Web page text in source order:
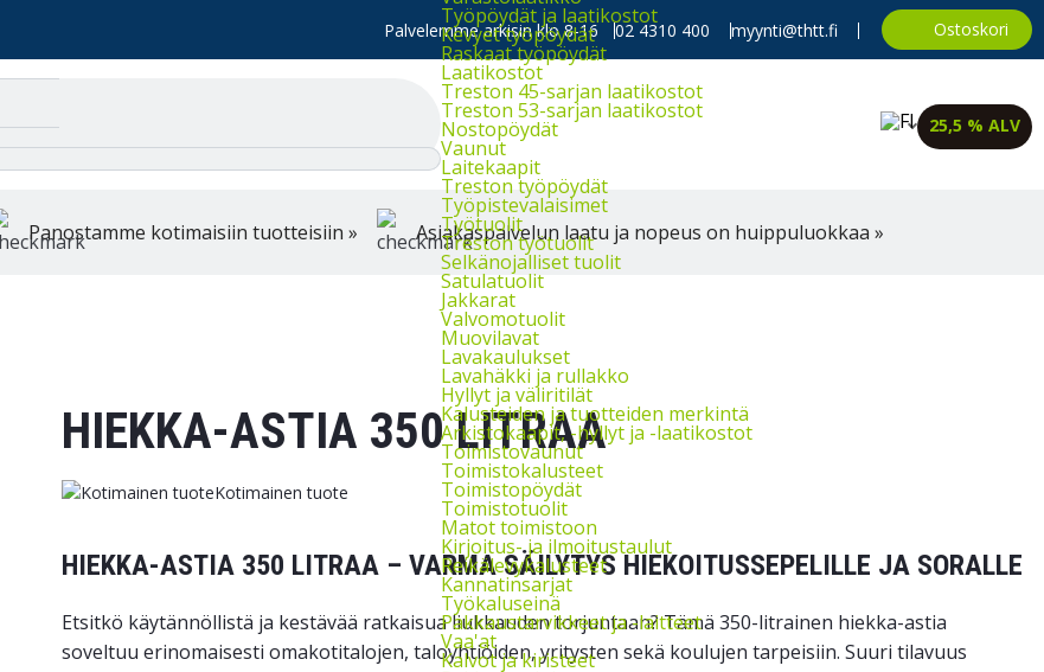
Palvelemme arkisin klo 8-16 02 4310 400 myynti@thtt.fi Ostoskori
Työpöydät ja laatikostot
Kevyet työpöydät
Raskaat työpöydät
Laatikostot
Treston 45-sarjan laatikostot
Treston 53-sarjan laatikostot
Nostopöydät
Vaunut
Laitekaapit
Treston työpöydät
Työpistevalaisimet
Työtuolit
Treston työtuolit
Selkänojalliset tuolit
Satulatuolit
Jakkarat
Valvomotuolit
Muovilavat
Lavakaulukset
Lavahäkki ja rullakko
Hyllyt ja väliritilät
Kalusteiden ja tuotteiden merkintä
Arkistokaapit, -hyllyt ja -laatikostot
Toimistovaunut
Toimistokalusteet
Toimistopöydät
Toimistotuolit
Matot toimistoon
Kirjoitus- ja ilmoitustaulut
Reikälevykalusteet
Kannatinsarjat
Työkaluseinä
Pakkaustarvikkeet ja -laitteet
Vaa'at
Kalvot ja kiristeet
25,5 % ALV
Panostamme kotimaisiin tuotteisiin » Asiakaspalvelun laatu ja nopeus on huippuluokkaa »
HIEKKA-ASTIA 350 LITRAA
Kotimainen tuote
HIEKKA-ASTIA 350 LITRAA – VARMA SÄILYTYS HIEKOITUSSEPELILLE JA SORALLE
Etsitkö käytännöllistä ja kestävää ratkaisua liukkauden torjuntaan? Tämä 350-litrainen hiekka-astia
soveltuu erinomaisesti omakotitalojen, taloyhtiöiden, yritysten sekä koulujen tarpeisiin. Suuri tilavuus